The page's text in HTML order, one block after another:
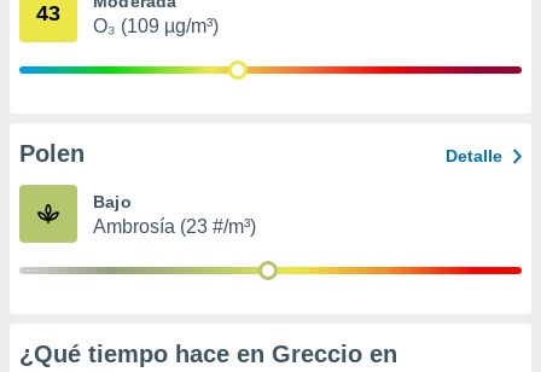
publicidad
de
1199
43
O₃ (109 µg/m³)
Polen Detalle
Bajo
Ambrosía (23 #/m³)
¿Qué tiempo hace en Greccio en